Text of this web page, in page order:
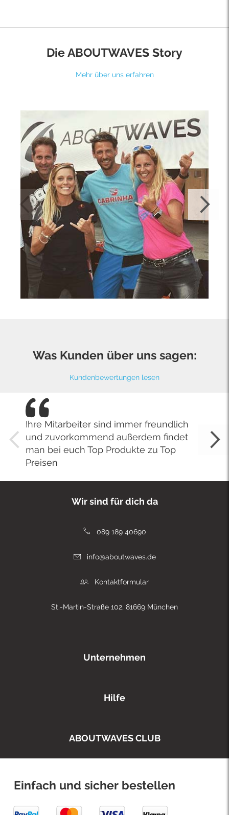
Die ABOUTWAVES Story
Mehr über uns erfahren
Was Kunden über uns sagen:
Kundenbewertungen lesen
Ihre Mitarbeiter sind immer freundlich
und zuvorkommend außerdem findet
man bei euch Top Produkte zu Top
Preisen
Wir sind für dich da
089 189 40690
info@aboutwaves.de
Kontaktformular
St.-Martin-Straße 102, 81669 München
Unternehmen
Hilfe
ABOUTWAVES CLUB
Einfach und sicher bestellen